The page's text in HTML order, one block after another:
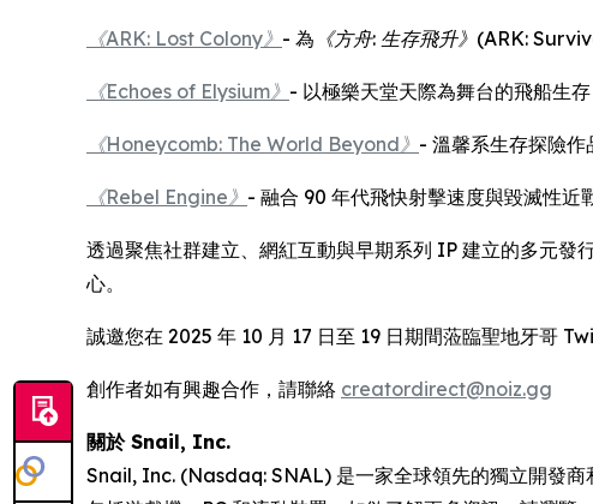
《ARK: Lost Colony》 - 為 《方舟: 生存飛升》 (ARK:
《Echoes of Elysium》 - 以極樂天堂天際為舞台的飛船生存
《Honeycomb: The World Beyond》 - 溫馨系生存探險作
《Rebel Engine》 - 融合 90 年代飛快射擊速度與毀滅性近
透過聚焦社群建立、網紅互動與早期系列 IP 建立的多元
心。
誠邀您在 2025 年 10 月 17 日至 19 日期間蒞臨聖地牙哥
創作者如有興趣合作，請聯絡 creatordirect@noiz.gg
關於 Snail, Inc.
Snail, Inc. (Nasdaq: SNAL) 是一家全球領先的獨立開發商